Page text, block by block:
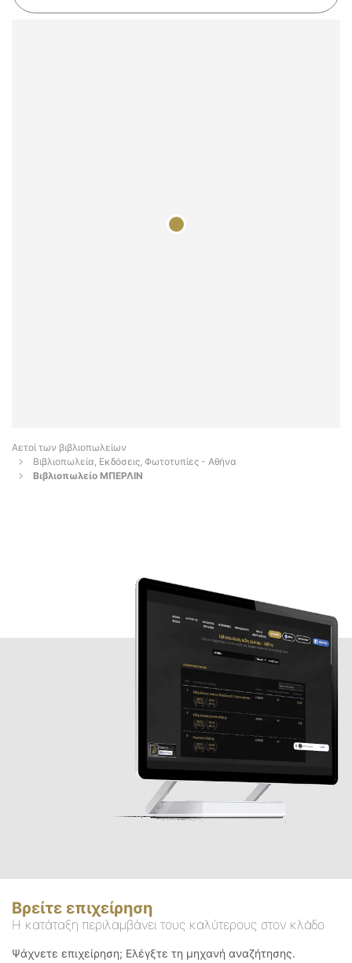
Αετοί των βιβλιοπωλείων
Βιβλιοπωλεία, Εκδόσεις, Φωτοτυπίες - Αθήνα
Βιβλιοπωλείο ΜΠΕΡΛΙΝ
Βρείτε επιχείρηση
Η κατάταξη περιλαμβάνει τους καλύτερους στον κλάδο
Ψάχνετε επιχείρηση; Ελέγξτε τη μηχανή αναζήτησης.